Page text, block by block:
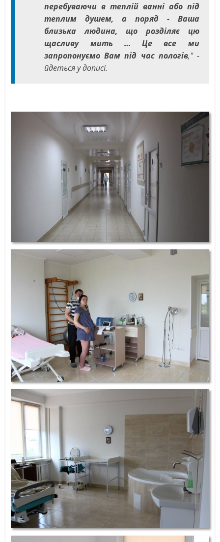
перебуваючи в теплій ванні або під
теплим душем, а поряд - Ваша
близька людина, що розділяє цю
щасливу мить … Це все ми
запропонуємо Вам під час пологів," -
йдеться у дописі.